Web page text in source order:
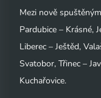
Mezi nově
Pardubice – Krásné,
Liberec – Ještěd,
Svatobor, Třinec –
Kuchařovice.